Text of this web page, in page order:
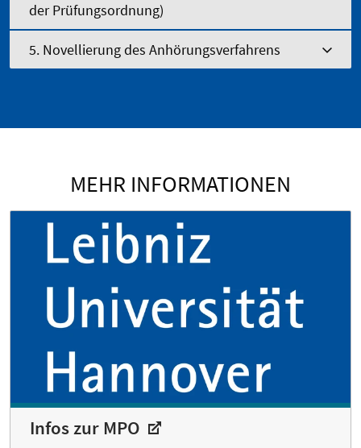
der Prüfungsordnung)
5. Novellierung des Anhörungsverfahrens
MEHR INFORMATIONEN
Infos zur MPO